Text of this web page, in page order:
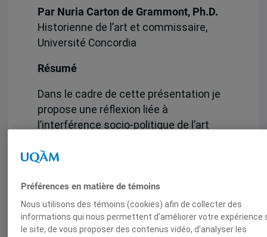
Par Nuria Carton de Grammont, Ph.D.
Historienne de l’art et commissaire,
Université Concordia
Résumé
Dans le cadre de cette présentation je
propose une réflexion liée à
l’interférence socio-politique de l’art
champ culturel contemporain. Depuis
diverses diasporas latino-américaines
au Canada, se consolide une esthétique
transculturelle et transnationale qui
rend visible la mobilité des narratives
Préférences en matière de témoins
Nous utilisons des témoins (cookies) afin de collecter des
informations qui nous permettent d’améliorer votre expérience
le site, de vous proposer des contenus vidéo, d’analyser les